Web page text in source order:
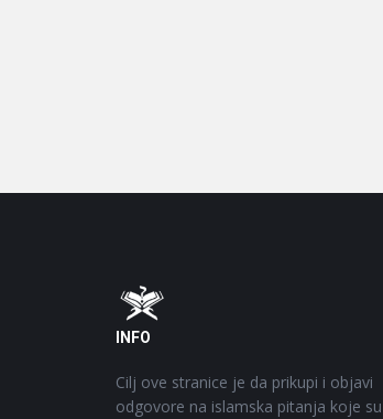
Footer
INFO
Cilj ove stranice je da prikupi i objavi
odgovore na islamska pitanja koje su